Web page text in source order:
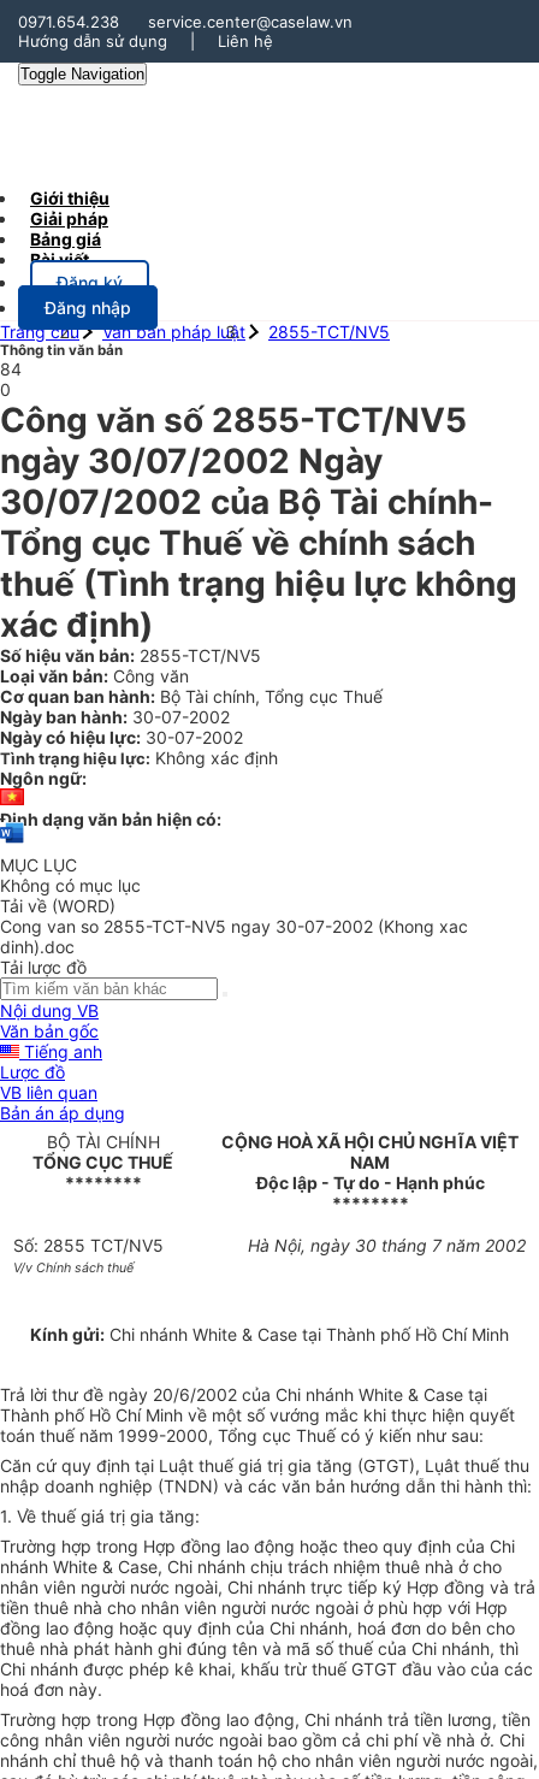
0971.654.238
service.center@caselaw.vn
Hướng dẫn sử dụng
Liên hệ
Toggle Navigation
Giới thiệu
Giải pháp
Bảng giá
Bài viết
Đăng ký
Đăng nhập
Trang chủ
Văn bản pháp luật 2855-TCT/NV5
Thông tin văn bản
84
0
Công văn số 2855-TCT/NV5
ngày 30/07/2002 Ngày
30/07/2002 của Bộ Tài chính-
Tổng cục Thuế về chính sách
thuế (Tình trạng hiệu lực không
xác định)
Số hiệu văn bản: 2855-TCT/NV5
Loại văn bản: Công văn
Cơ quan ban hành: Bộ Tài chính, Tổng cục Thuế
Ngày ban hành: 30-07-2002
Ngày có hiệu lực: 30-07-2002
Tình trạng hiệu lực: Không xác định
Ngôn ngữ:
Định dạng văn bản hiện có:
MỤC LỤC
Không có mục lục
Tải về (WORD)
Cong van so 2855-TCT-NV5 ngay 30-07-2002 (Khong xac
dinh).doc
Tải lược đồ
Nội dung VB
Văn bản gốc
Tiếng anh
Lược đồ
VB liên quan
Bản án áp dụng
BỘ TÀI CHÍNH
TỔNG CỤC THUẾ
********
CỘNG HOÀ XÃ HỘI CHỦ NGHĨA VIỆT
NAM
Độc lập - Tự do - Hạnh phúc
********
Số: 2855 TCT/NV5
V/v Chính sách thuế
Hà Nội, ngày 30 tháng 7 năm 2002
Kính gửi: Chi nhánh White & Case tại Thành phố Hồ Chí Minh
Trả lời thư đề ngày 20/6/2002 của Chi nhánh White & Case tại
Thành phố Hồ Chí Minh về một số vướng mắc khi thực hiện quyết
toán thuế năm 1999-2000, Tổng cục Thuế có ý kiến như sau:
Căn cứ quy định tại Luật thuế giá trị gia tăng (GTGT), Lụât thuế thu
nhập doanh nghiệp (TNDN) và các văn bản hướng dẫn thi hành thì:
1. Về thuế giá trị gia tăng:
Trường hợp trong Hợp đồng lao động hoặc theo quy định của Chi
nhánh White & Case, Chi nhánh chịu trách nhiệm thuê nhà ở cho
nhân viên người nước ngoài, Chi nhánh trực tiếp ký Hợp đồng và trả
tiền thuê nhà cho nhân viên người nước ngoài ở phù hợp với Hợp
đồng lao động hoặc quy định của Chi nhánh, hoá đơn do bên cho
thuê nhà phát hành ghi đúng tên và mã số thuế của Chi nhánh, thì
Chi nhánh được phép kê khai, khấu trừ thuế GTGT đầu vào của các
hoá đơn này.
Trường hợp trong Hợp đồng lao động, Chi nhánh trả tiền lương, tiền
công nhân viên người nước ngoài bao gồm cả chi phí về nhà ở. Chi
nhánh chỉ thuê hộ và thanh toán hộ cho nhân viên người nước ngoài,